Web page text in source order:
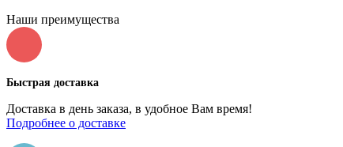
Наши преимущества
Быстрая доставка
Доставка в день заказа, в удобное Вам время!
Подробнее о доставке